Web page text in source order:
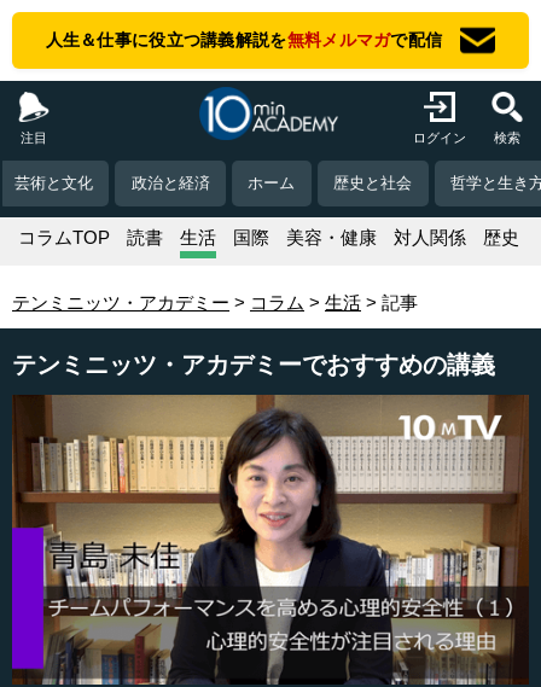
人生＆仕事に役立つ講義解説を無料メルマガで配信
注目 ログイン 検索
芸術と文化 政治と経済 ホーム 歴史と社会 哲学と生き
コラムTOP 読書 生活 国際 美容・健康 対人関係 歴史
テンミニッツ・アカデミー コラム 生活 記事
テンミニッツ・アカデミーでおすすめの講義